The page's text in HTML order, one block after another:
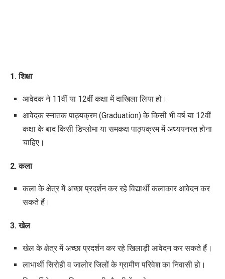
1. शिक्षा
आवेदक ने 11वीं या 12वीं कक्षा में दाखिला लिया हो।
आवेदक स्नातक पाठ्यक्रम (Graduation)के किसी भी वर्ष या 12वीं
कक्षा के बाद किसी डिप्लोमा या समकक्ष पाठ्यक्रम में अध्ययनरत होना
चाहिए।
2. कला
कला के क्षेत्र में अच्छा प्रदर्शन कर रहे विद्यार्थी कलाकार आवेदन कर
सकते हैं।
3. खेल
खेल के क्षेत्र में अच्छा प्रदर्शन कर रहे खिलाड़ी आवेदन कर सकते हैं।
लाभार्थी सिरोही व जालोर जिलों के ग्रामीण परिवेश का निवासी हो।